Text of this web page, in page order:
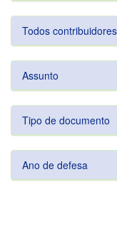
Todos contribuidores
Assunto
Tipo de documento
Ano de defesa